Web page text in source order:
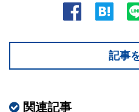
記事
関連記事